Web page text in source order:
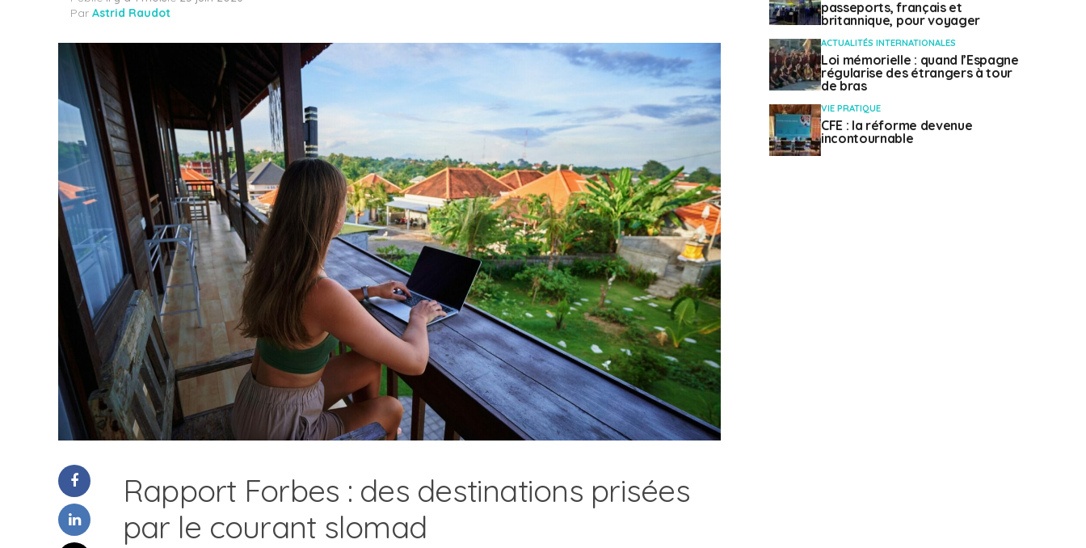
Par Astrid Raudot
Rapport Forbes : des destinations prisées
par le courant slomad
passeports, français et
britannique, pour voyager
ACTUALITÉS INTERNATIONALES
Loi mémorielle : quand l’Espagne
régularise des étrangers à tour
de bras
VIE PRATIQUE
CFE : la réforme devenue
incontournable